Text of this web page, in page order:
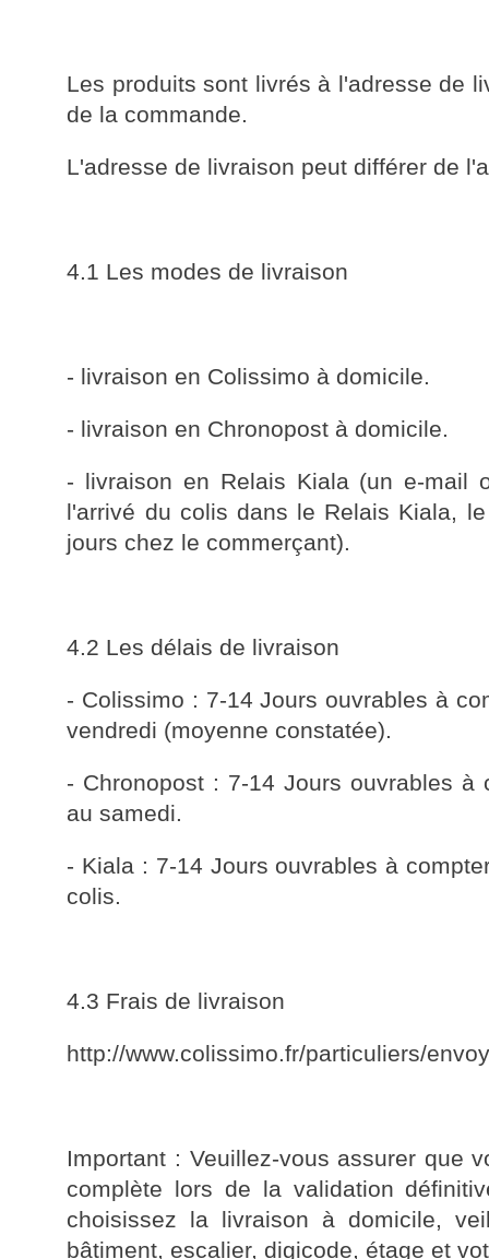
Les produits sont livrés à l'adresse de
de la commande.
L'adresse de livraison peut différer de
4.1 Les modes de livraison
- livraison en Colissimo à domicile.
- livraison en Chronopost à domicile.
- livraison en Relais Kiala (un e-mail
l'arrivé du colis dans le Relais Kiala,
jours chez le commerçant).
4.2 Les délais de livraison
- Colissimo : 7-14 Jours ouvrables à
vendredi (moyenne constatée).
- Chronopost : 7-14 Jours ouvrables à
au samedi.
- Kiala : 7-14 Jours ouvrables à
colis.
4.3 Frais de livraison
http://www.colissimo.fr/particuliers/
Important : Veuillez-vous assurer que
complète lors de la validation
choisissez la livraison à domicile,
bâtiment, escalier, digicode, étage et